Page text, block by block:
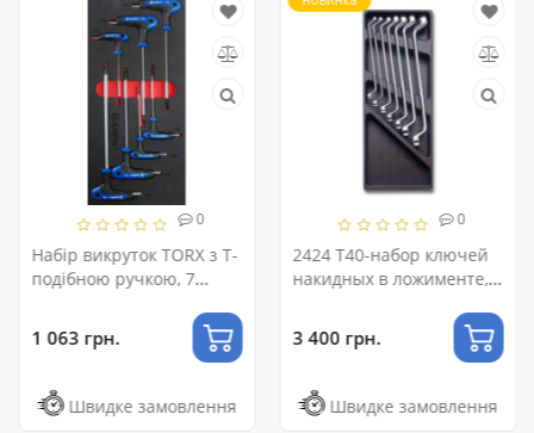
0
Набір викруток TORX з Т-
подібною ручкою, 7
ложементі
1 063 грн.
Швидке замовлення
0
2424 T40-набор ключей
накидных в ложименте,7
3 400 грн.
Швидке замовлення